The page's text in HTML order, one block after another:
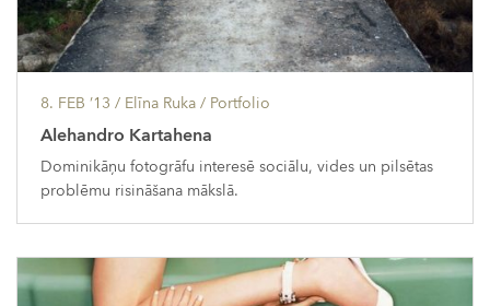
8. FEB ’13 / Elīna Ruka / Portfolio
Alehandro Kartahena
Dominikāņu fotogrāfu interesē sociālu, vides un pilsētas
problēmu risināšana mākslā.